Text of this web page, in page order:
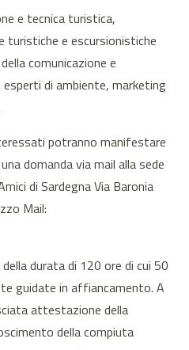
e tecnica turistica,
turistiche e escursionistiche
comunicazione e
esperti di ambiente, marketing
potranno manifestare
domanda via mail alla sede
di Sardegna Via Baronia
Mail:
durata di 120 ore di cui 50
guidate in affiancamento. A
attestazione della
della compiuta